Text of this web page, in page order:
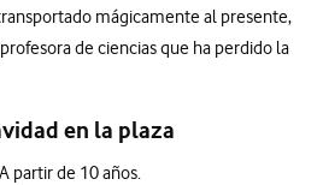
mágicamente al presente,
de ciencias que ha perdido la
en la plaza
partir de 10 años.